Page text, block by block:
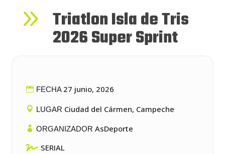
9 Triatlon Isla de Tris
2026 Super Sprint
FECHA 27 junio, 2026
LUGAR Ciudad del Cármen, Campeche
ORGANIZADOR AsDeporte
 SERIAL